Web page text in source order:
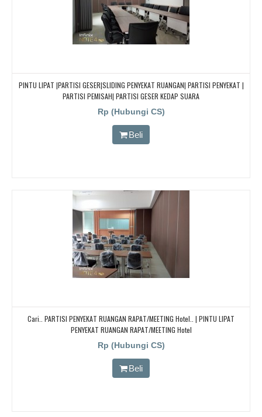
PINTU LIPAT |PARTISI GESER|SLIDING PENYEKAT RUANGAN| PARTISI PENYEKAT |
PARTISI PEMISAH| PARTISI GESER KEDAP SUARA
Rp (Hubungi CS)
Beli
Cari.. PARTISI PENYEKAT RUANGAN RAPAT/MEETING Hotel.. | PINTU LIPAT
PENYEKAT RUANGAN RAPAT/MEETING Hotel
Rp (Hubungi CS)
Beli